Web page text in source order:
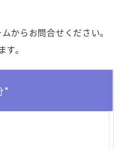
からお問合せください。
。
*